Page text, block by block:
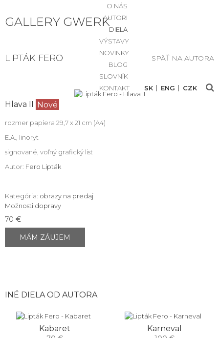
GALLERY GWERK
O NÁS
AUTORI
DIELA
VÝSTAVY
NOVINKY
BLOG
SLOVNÍK
KONTAKT
SK ENG CZK
LIPTÁK FERO SPÄŤ NA AUTORA
Hlava II Nové
rozmer papiera 29,7 x 21 cm (A4)
E.A., linoryt
signované, voľný grafický list
Autor: Fero Lipták
Kategória: obrazy na predaj
Možnosti dopravy
70 €
MÁM ZÁUJEM
INÉ DIELA OD AUTORA
Kabaret Karneval